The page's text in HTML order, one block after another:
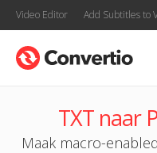
Video Editor Add Subtitles to
TXT naar
Maak macro-